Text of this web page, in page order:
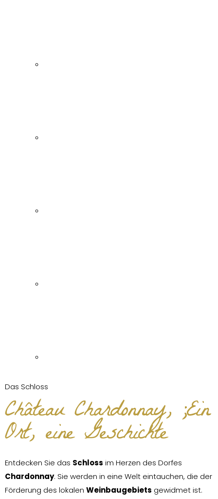
Das Schloss
Château Chardonnay, ;Ein
Ort, eine Geschichte
Entdecken Sie das Schloss im Herzen des Dorfes
Chardonnay. Sie werden in eine Welt eintauchen, die der
Förderung des lokalen Weinbaugebiets gewidmet ist.